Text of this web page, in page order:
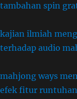
tambahan spin
kajian ilmiah
terhadap audio
mahjong ways
efek fitur runtuhan